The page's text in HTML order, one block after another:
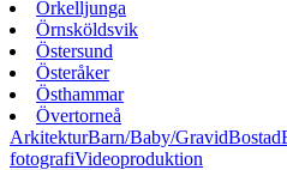
Örkelljunga
Örnsköldsvik
Östersund
Österåker
Östhammar
Övertorneå
ArkitekturBarn/Baby/GravidBostad
fotografiVideoproduktion